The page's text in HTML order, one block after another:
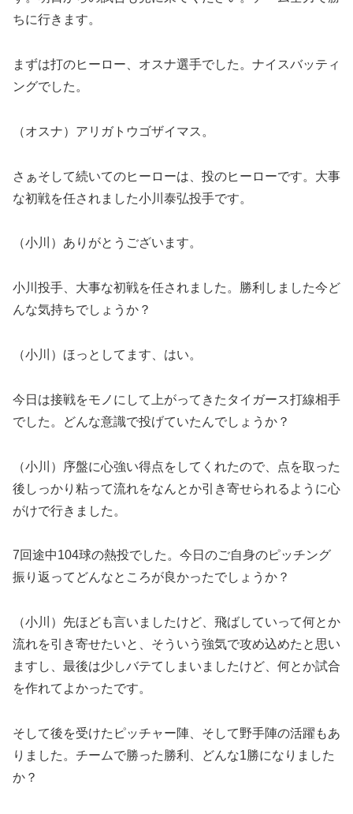
ちに行きます。
まずは打のヒーロー、オスナ選手でした。ナイスバッティ
ングでした。
（オスナ）アリガトウゴザイマス。
さぁそして続いてのヒーローは、投のヒーローです。大事
な初戦を任されました小川泰弘投手です。
（小川）ありがとうございます。
小川投手、大事な初戦を任されました。勝利しました今ど
んな気持ちでしょうか？
（小川）ほっとしてます、はい。
今日は接戦をモノにして上がってきたタイガース打線相手
でした。どんな意識で投げていたんでしょうか？
（小川）序盤に心強い得点をしてくれたので、点を取った
後しっかり粘って流れをなんとか引き寄せられるように心
がけで行きました。
7回途中104球の熱投でした。今日のご自身のピッチング
振り返ってどんなところが良かったでしょうか？
（小川）先ほども言いましたけど、飛ばしていって何とか
流れを引き寄せたいと、そういう強気で攻め込めたと思い
ますし、最後は少しバテてしまいましたけど、何とか試合
を作れてよかったです。
そして後を受けたピッチャー陣、そして野手陣の活躍もあ
りました。チームで勝った勝利、どんな1勝になりました
か？